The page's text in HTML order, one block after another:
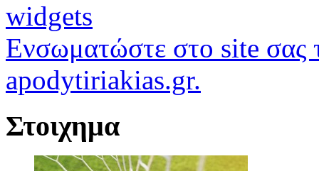
widgets
Ενσωματώστε στο site σας
apodytiriakias.gr.
Στοιχημα